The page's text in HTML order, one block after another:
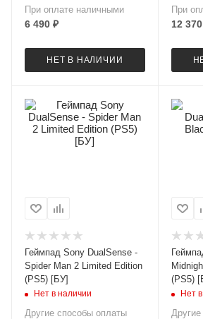
При оплате наличными
6 490 ₽
НЕТ В НАЛИЧИИ
При
12 370
Геймпад Sony DualSense -
Spider Man 2 Limited Edition
(PS5) [БУ]
Нет в наличии
Другие способы оплаты
(PS5)
Нет